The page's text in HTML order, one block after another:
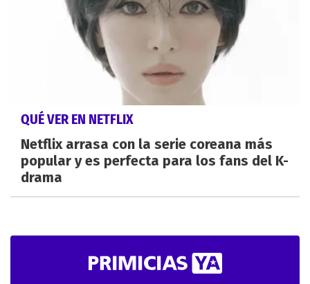
QUÉ VER EN NETFLIX
Netflix arrasa con la serie coreana más
popular y es perfecta para los fans del K-
drama